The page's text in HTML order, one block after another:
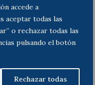
accede a
aceptar todas las
o rechazar todas las
pulsando el botón
Rechazar todas